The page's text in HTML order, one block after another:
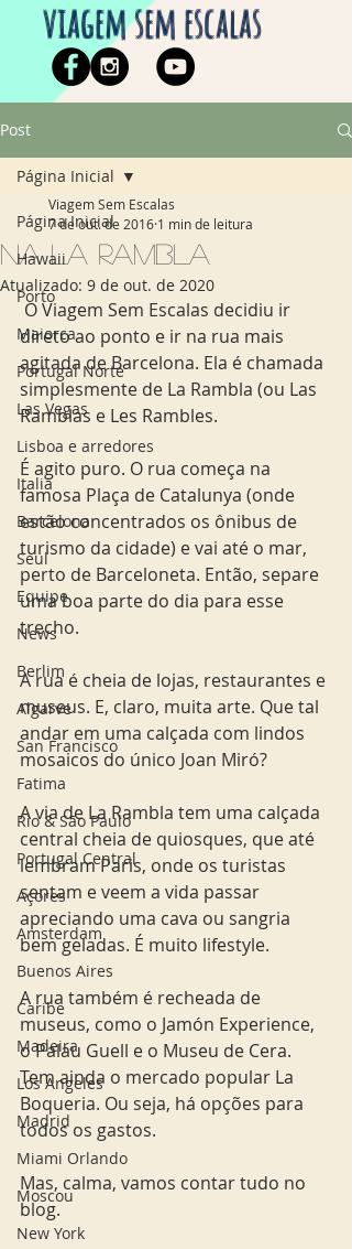
viagem sem escalas
Post
Página Inicial
Hawaii
Porto
Maiorca
Portugal Norte
Las Vegas
Lisboa e arredores
Italia
Barcelona
Seul
Equipe
News
Berlim
Algarve
San Francisco
Fatima
Rio & São Paulo
Portugal Central
Açores
Amsterdam
Buenos Aires
Caribe
Madeira
Los Angeles
Madrid
Miami Orlando
Moscou
New York
Página Inicial
Na La Rambla
Viagem Sem Escalas
7 de out. de 2016 1 min de leitura
Atualizado: 9 de out. de 2020
direto ao ponto e ir na rua mais
agitada de Barcelona. Ela é chamada
simplesmente de La Rambla (ou Las
Ramblas e Les Rambles.
É agito puro. O rua começa na
famosa Plaça de Catalunya (onde
estão concentrados os ônibus de
turismo da cidade) e vai até o mar,
perto de Barceloneta. Então, separe
uma boa parte do dia para esse
trecho.
A rua é cheia de lojas, restaurantes e
museus. E, claro, muita arte. Que tal
andar em uma calçada com lindos
mosaicos do único Joan Miró?
A via de La Rambla tem uma calçada
central cheia de quiosques, que até
lembram Paris, onde os turistas
sentam e veem a vida passar
apreciando uma cava ou sangria
bem geladas. É muito lifestyle.
A rua também é recheada de
museus, como o Jamón Experience,
o Palau Guell e o Museu de Cera.
Tem ainda o mercado popular La
Boqueria. Ou seja, há opções para
todos os gastos.
Mas, calma, vamos contar tudo no
blog.